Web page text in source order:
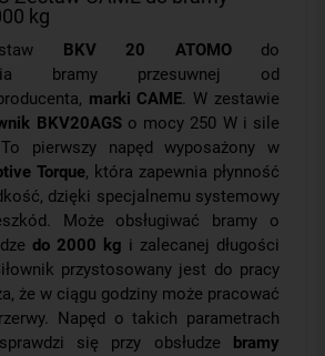
kg
BKV 20 ATOMO do
bramy przesuwnej od
marki CAME. W zestawie
BKV20AGSo mocy 250 W i sile
pierwszy napęd wyposażony w
Torque, która zapewnia płynność
dzięki specjalnemu systemowy
Może obsługiwać bramy o
do 2000 kg i zalecanej długości
przystosowany jest do pracy
że w ciągu godziny może pracować
Napęd o takich parametrach
się przy obsłudze
bramy